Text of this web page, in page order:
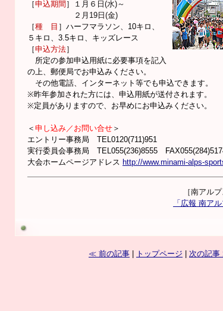
［申込期間 ］
１月６日(水)～
２月19日(金)
［種 目 ］ハーフマラソン、10キロ、
５キロ、3.5キロ、キッズレース
［申込方法］
所定の参加申込用紙に必要事項を記入
の上、郵便局でお申込みください。
その他電話、インターネット等でも申込できます。
※昨年参加された方には、申込用紙が送付されます。
※定員がありますので、お早めにお申込みください。
＜ 申し込み／お問い合せ ＞
エントリー事務局 TEL0120(711)951
実行委員会事務局 TEL055(236)8555
大会ホームページアドレス http://www.minami-alps-
［南アル
「広報 南ア
≪ 前の記事 トップページ 次の記